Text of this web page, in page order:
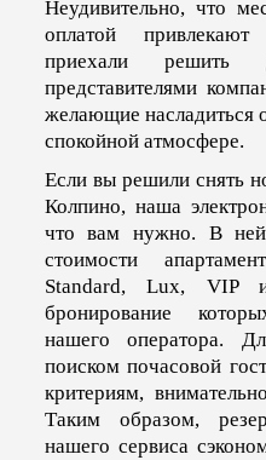
Неудивительно, что
оплатой
приехали решить
представителями
желающие насладиться
спокойной атмосфере.
Если вы решили снять
Колпино, наша
что вам нужно. В
стоимости
Standard, Lux, VIP и
бронирование
нашего оператора.
поиском почасовой
критериям,
Таким образом,
нашего сервиса